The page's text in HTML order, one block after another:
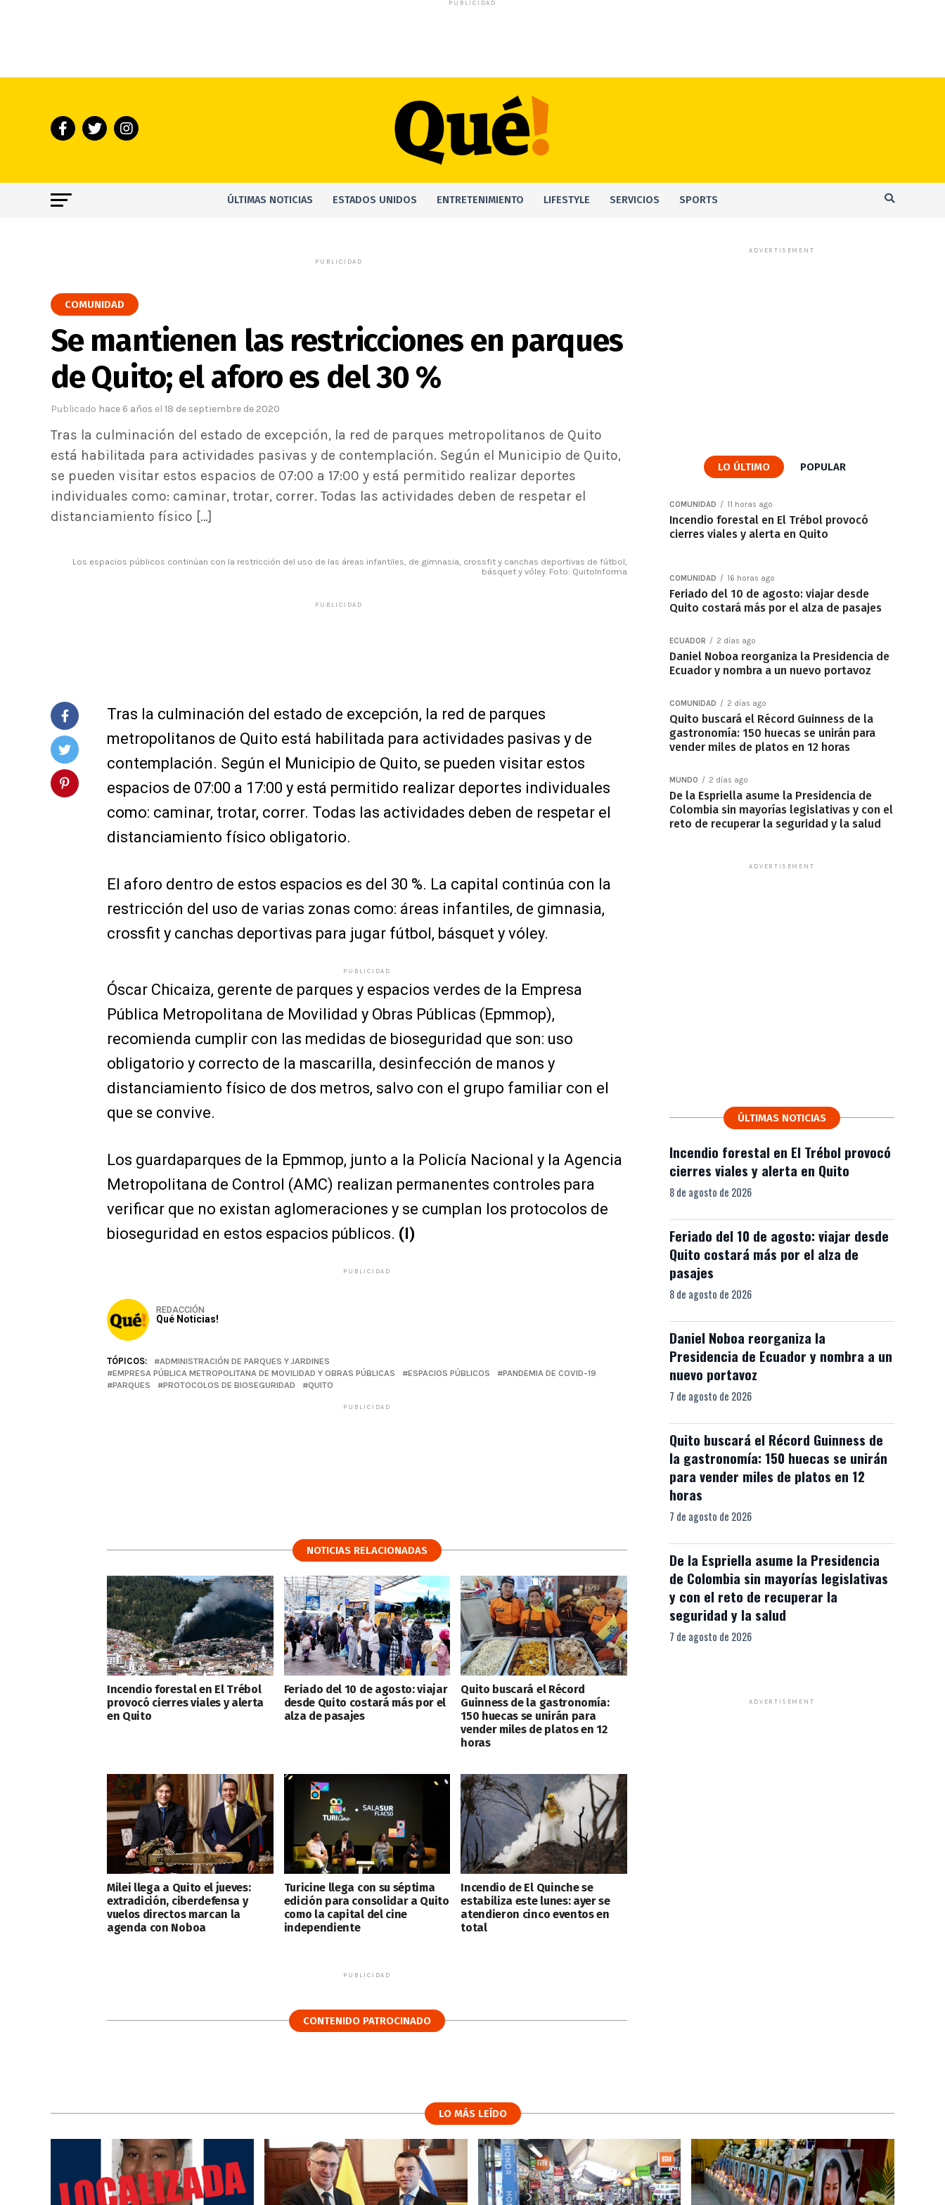
PUBLICIDAD
ÚLTIMAS NOTICIAS ESTADOS UNIDOS ENTRETENIMIENTO LIFESTYLE SERVICIOS SPORTS
PUBLICIDAD
COMUNIDAD
Se mantienen las restricciones en parques
de Quito; el aforo es del 30 %
Publicado hace 6 años el 18 de septiembre de 2020
Tras la culminación del estado de excepción, la red de parques metropolitanos de Quito
está habilitada para actividades pasivas y de contemplación. Según el Municipio de Quito,
se pueden visitar estos espacios de 07:00 a 17:00 y está permitido realizar deportes
individuales como: caminar, trotar, correr. Todas las actividades deben de respetar el
distanciamiento físico […]
Los espacios públicos continúan con la restricción del uso de las áreas infantiles, de gimnasia, crossfit y canchas deportivas de fútbol,
básquet y vóley. Foto: QuitoInforma
PUBLICIDAD
Tras la culminación del estado de excepción, la red de parques
metropolitanos de Quito está habilitada para actividades pasivas y de
contemplación. Según el Municipio de Quito, se pueden visitar estos
espacios de 07:00 a 17:00 y está permitido realizar deportes individuales
como: caminar, trotar, correr. Todas las actividades deben de respetar el
distanciamiento físico obligatorio.
El aforo dentro de estos espacios es del 30 %. La capital continúa con la
restricción del uso de varias zonas como: áreas infantiles, de gimnasia,
crossfit y canchas deportivas para jugar fútbol, básquet y vóley.
PUBLICIDAD
Óscar Chicaiza, gerente de parques y espacios verdes de la Empresa
Pública Metropolitana de Movilidad y Obras Públicas (Epmmop),
recomienda cumplir con las medidas de bioseguridad que son: uso
obligatorio y correcto de la mascarilla, desinfección de manos y
distanciamiento físico de dos metros, salvo con el grupo familiar con el
que se convive.
Los guardaparques de la Epmmop, junto a la Policía Nacional y la Agencia
Metropolitana de Control (AMC) realizan permanentes controles para
verificar que no existan aglomeraciones y se cumplan los protocolos de
bioseguridad en estos espacios públicos. (I)
PUBLICIDAD
REDACCIÓN
Qué Noticias!
TÓPICOS:
ADMINISTRACIÓN DE PARQUES Y JARDINES
EMPRESA PÚBLICA METROPOLITANA DE MOVILIDAD Y OBRAS PÚBLICAS
ESPACIOS PÚBLICOS
PANDEMIA DE COVID-19
PARQUES
PROTOCOLOS DE BIOSEGURIDAD QUITO
PUBLICIDAD
NOTICIAS RELACIONADAS
Incendio forestal en El Trébol
provocó cierres viales y alerta
en Quito
Feriado del 10 de agosto: viajar
desde Quito costará más por el
alza de pasajes
Quito buscará el Récord
Guinness de la gastronomía:
150 huecas se unirán para
vender miles de platos en 12
horas
Milei llega a Quito el jueves:
extradición, ciberdefensa y
vuelos directos marcan la
agenda con Noboa
Turicine llega con su séptima
edición para consolidar a Quito
como la capital del cine
independiente
Incendio de El Quinche se
estabiliza este lunes: ayer se
atendieron cinco eventos en
total
PUBLICIDAD
CONTENIDO PATROCINADO
ADVERTISEMENT
LO ÚLTIMO POPULAR
COMUNIDAD 11 horas ago
Incendio forestal en El Trébol provocó
cierres viales y alerta en Quito
COMUNIDAD 16 horas ago
Feriado del 10 de agosto: viajar desde
Quito costará más por el alza de pasajes
ECUADOR 2 días ago
Daniel Noboa reorganiza la Presidencia de
Ecuador y nombra a un nuevo portavoz
COMUNIDAD 2 días ago
Quito buscará el Récord Guinness de la
gastronomía: 150 huecas se unirán para
vender miles de platos en 12 horas
MUNDO 2 días ago
De la Espriella asume la Presidencia de
Colombia sin mayorías legislativas y con el
reto de recuperar la seguridad y la salud
ADVERTISEMENT
ÚLTIMAS NOTICIAS
Incendio forestal en El Trébol provocó
cierres viales y alerta en Quito
8 de agosto de 2026
Feriado del 10 de agosto: viajar desde
Quito costará más por el alza de
pasajes
8 de agosto de 2026
Daniel Noboa reorganiza la
Presidencia de Ecuador y nombra a un
nuevo portavoz
7 de agosto de 2026
Quito buscará el Récord Guinness de
la gastronomía: 150 huecas se unirán
para vender miles de platos en 12
horas
7 de agosto de 2026
De la Espriella asume la Presidencia
de Colombia sin mayorías legislativas
y con el reto de recuperar la
seguridad y la salud
7 de agosto de 2026
ADVERTISEMENT
LO MÁS LEÍDO